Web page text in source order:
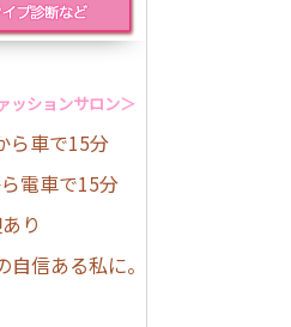
ッションサロン＞
ら車で15分
電車で15分
り
信ある私に。